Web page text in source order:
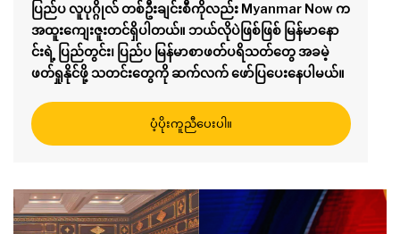
ပြည်ပ လူပုဂ္ဂိုလ် တစ်ဦးချင်းစီကိုလည်း Myanmar Now က
အထူးကျေးဇူးတင်ရှိပါတယ်။ ဘယ်လိုပဲဖြစ်ဖြစ် မြန်မာနော
င်းရဲ့ ပြည်တွင်း၊ ပြည်ပ မြန်မာစာဖတ်ပရိသတ်တွေ အခမဲ့
ဖတ်ရှုနိုင်ဖို့ သတင်းတွေကို ဆက်လက် ဖော်ပြပေးနေပါမယ်။
ပံ့ပိုးကူညီပေးပါ။